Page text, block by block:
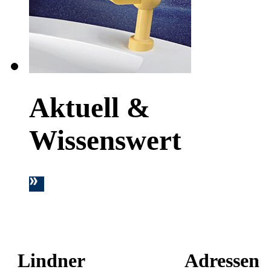
Aktuell &
Wissenswert
Lindner Adressen